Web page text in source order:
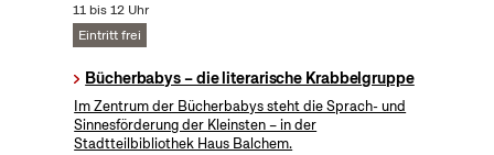
11 bis 12 Uhr
Eintritt frei
Bücherbabys – die literarische Krabbelgruppe
Im Zentrum der Bücherbabys steht die Sprach- und
Sinnesförderung der Kleinsten – in der
Stadtteilbibliothek Haus Balchem.